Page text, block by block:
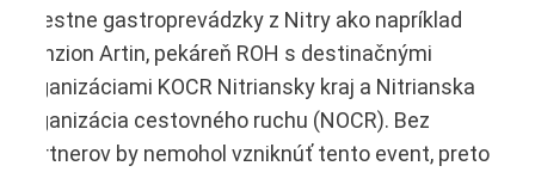
miestne gastroprevádzky z Nitry ako napríklad
Penzion Artin, pekáreň ROH s destinačnými
organizáciami KOCR Nitriansky kraj a Nitrianska
organizácia cestovného ruchu (NOCR). Bez
partnerov by nemohol vzniknúť tento event, preto